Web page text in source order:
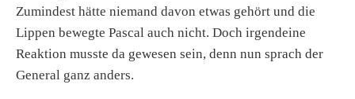
Zumindest hätte niemand davon etwas gehört und die
Lippen bewegte Pascal auch nicht. Doch irgendeine
Reaktion musste da gewesen sein, denn nun sprach der
General ganz anders.